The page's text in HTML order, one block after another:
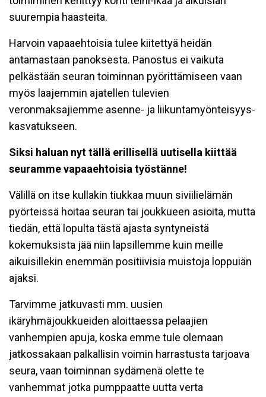
suurempia haasteita.
Harvoin vapaaehtoisia tulee kiitettyä heidän
antamastaan panoksesta. Panostus ei vaikuta
pelkästään seuran toiminnan pyörittämiseen vaan
myös laajemmin ajatellen tulevien
veronmaksajiemme asenne- ja liikuntamyönteisyys-
kasvatukseen.
Siksi haluan nyt tällä erillisellä uutisella kiittää
seuramme vapaaehtoisia työstänne!
Välillä on itse kullakin tiukkaa muun siviilielämän
pyörteissä hoitaa seuran tai joukkueen asioita, mutta
tiedän, että lopulta tästä ajasta syntyneistä
kokemuksista jää niin lapsillemme kuin meille
aikuisillekin enemmän positiivisia muistoja loppuiän
ajaksi.
Tarvimme jatkuvasti mm. uusien
ikäryhmäjoukkueiden aloittaessa pelaajien
vanhempien apuja, koska emme tule olemaan
jatkossakaan palkallisin voimin harrastusta tarjoava
seura, vaan toiminnan sydämenä olette te
vanhemmat jotka pumppaatte uutta verta